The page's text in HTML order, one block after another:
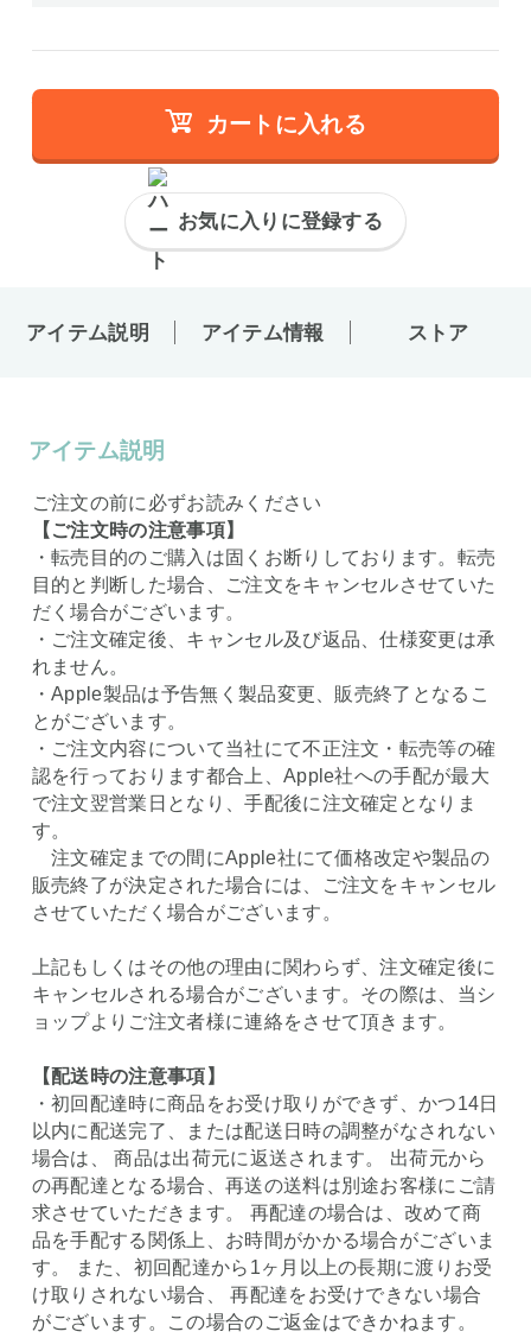
カートに入れる
お気に入りに登録する
アイテム説明 アイテム情報 ストア
アイテム説明
ご注文の前に必ずお読みください
【ご注文時の注意事項】
・転売目的のご購入は固くお断りしております。転売
目的と判断した場合、ご注文をキャンセルさせていた
だく場合がございます。
・ご注文確定後、キャンセル及び返品、仕様変更は承
れません。
・Apple製品は予告無く製品変更、販売終了となるこ
とがございます。
・ご注文内容について当社にて不正注文・転売等の確
認を行っております都合上、Apple社への手配が最大
で注文翌営業日となり、手配後に注文確定となりま
す。
注文確定までの間にApple社にて価格改定や製品の
販売終了が決定された場合には、ご注文をキャンセル
させていただく場合がございます。
上記もしくはその他の理由に関わらず、注文確定後に
キャンセルされる場合がございます。その際は、当シ
ョップよりご注文者様に連絡をさせて頂きます。
【配送時の注意事項】
・初回配達時に商品をお受け取りができず、かつ14日
以内に配送完了、または配送日時の調整がなされない
場合は、 商品は出荷元に返送されます。 出荷元から
の再配達となる場合、再送の送料は別途お客様にご請
求させていただきます。 再配達の場合は、改めて商
品を手配する関係上、お時間がかかる場合がございま
す。 また、初回配達から1ヶ月以上の長期に渡りお受
け取りされない場合、 再配達をお受けできない場合
がございます。この場合のご返金はできかねます。